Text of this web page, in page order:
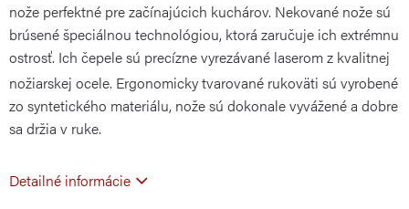
nože perfektné pre začínajúcich kuchárov. Nekované nože sú
brúsené špeciálnou technológiou, ktorá zaručuje ich extrémnu
ostrosť. Ich čepele sú precízne vyrezávané laserom z kvalitnej
nožiarskej ocele. Ergonomicky tvarované rukoväti sú vyrobené
zo syntetického materiálu, nože sú dokonale vyvážené a dobre
sa držia v ruke.
Detailné informácie